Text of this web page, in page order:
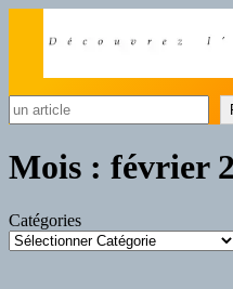
Mois : février
Catégories